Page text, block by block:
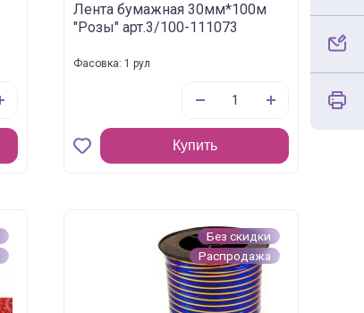
Лента бумажная 30мм*100м
"Розы" арт.3/100-111073
Фасовка: 1 рул
Купить
Без скидки
Распродажа